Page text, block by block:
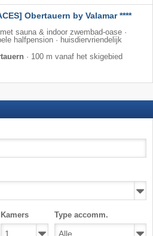
Obertauern by Valamar ****
sauna & indoor zwembad-oase ·
halfpension · huisdiervriendelijk
· 100 m vanaf het skigebied
Kamers Type accomm.